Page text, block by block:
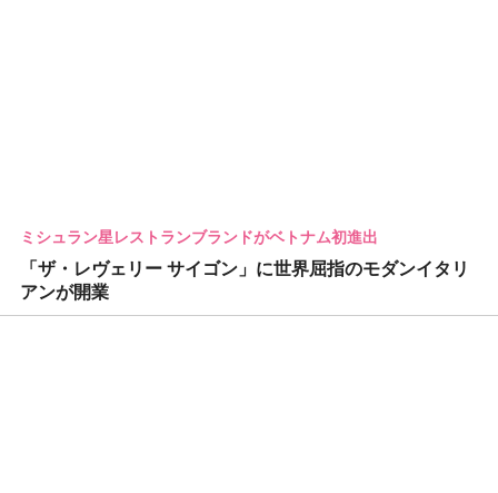
ミシュラン星レストランブランドがベトナム初進出
「ザ・レヴェリー サイゴン」に世界屈指のモダンイタリ
アンが開業